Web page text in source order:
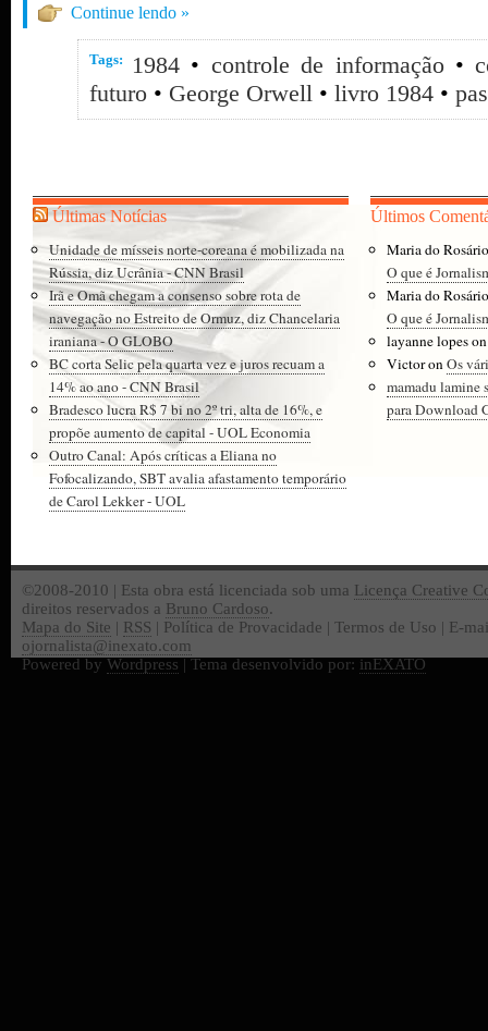
Continue lendo »
Tags: 1984 • controle de informação•
futuro • George Orwell • livro 1984 •
Últimas Notícias
Unidade de mísseis norte-coreana é mobilizada na
Rússia, diz Ucrânia - CNN Brasil
Irã e Omã chegam a consenso sobre rota de
navegação no Estreito de Ormuz, diz Chancelaria
iraniana - O GLOBO
BC corta Selic pela quarta vez e juros recuam a
14% ao ano - CNN Brasil
Bradesco lucra R$ 7 bi no 2º tri, alta de 16%, e
propõe aumento de capital - UOL Economia
Outro Canal: Após críticas a Eliana no
Fofocalizando, SBT avalia afastamento temporário
de Carol Lekker - UOL
Últimos
Maria do
O que é
Maria do
O que é
layanne lopes
VictoronOs
mamadu lamine
para Download
©2008-2010 | Esta obra está licenciada sob uma Licença Creative
direitos reservados a Bruno Cardoso.
Mapa do Site | RSS | Política de Provacidade | Termos de Uso | E-
ojornalista@inexato.com
Powered by Wordpress | Tema desenvolvido por: inEXATO